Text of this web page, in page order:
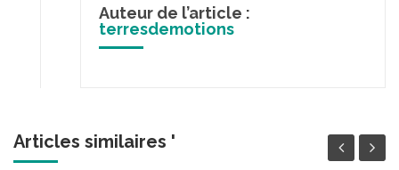
Auteur de l’article :
terresdemotions
Articles similaires '